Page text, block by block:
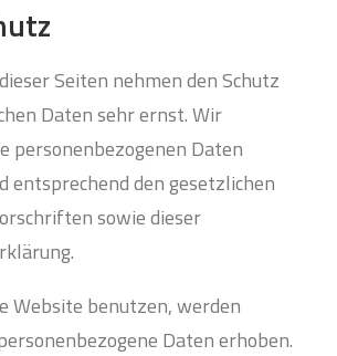
Seiten nehmen den Schutz
Daten sehr ernst. Wir
personenbezogenen Daten
entsprechend den gesetzlichen
sowie dieser
Website benutzen, werden
Daten erhoben.